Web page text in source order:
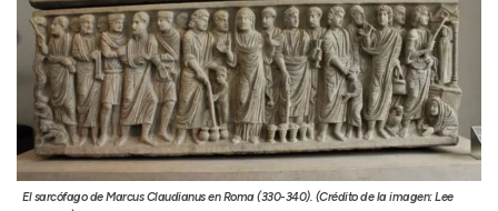
El sarcófago de Marcus Claudianus en Roma (330-340). (Crédito de la imagen: Lee